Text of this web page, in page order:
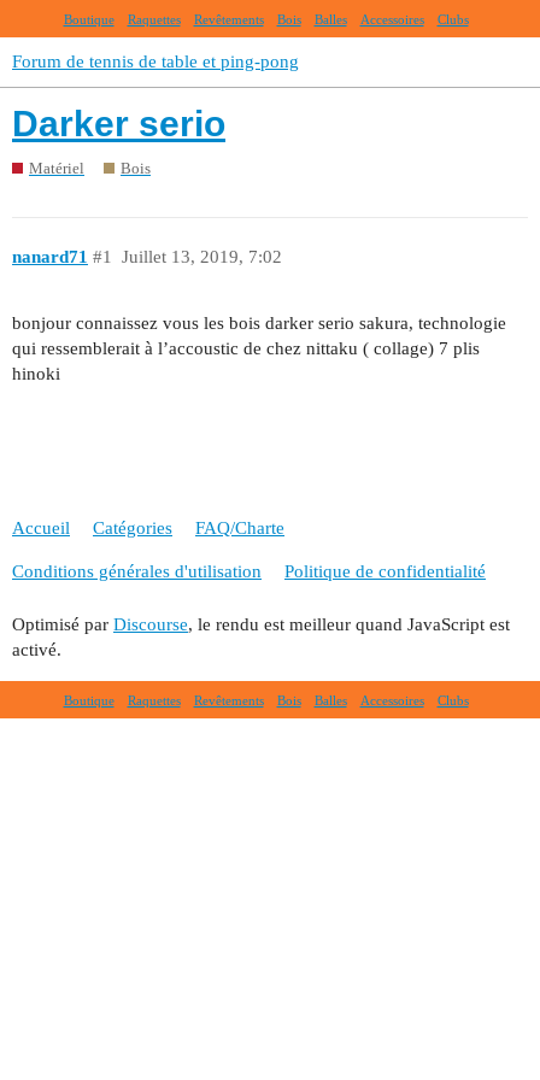
Boutique Raquettes Revêtements Bois Balles Accessoires Clubs
Forum de tennis de table et ping-pong
Darker serio
Matériel Bois
nanard71 Juillet 13, 2019, 7:02
#1
bonjour connaissez vous les bois darker serio sakura, technologie
qui ressemblerait à l’accoustic de chez nittaku ( collage) 7 plis
hinoki
Accueil Catégories FAQ/Charte
Conditions générales d'utilisation Politique de confidentialité
Optimisé par Discourse, le rendu est meilleur quand JavaScript est
activé.
Boutique Raquettes Revêtements Bois Balles Accessoires Clubs